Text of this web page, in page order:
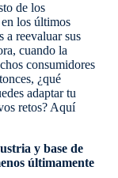
de los
los últimos
a reevaluar sus
cuando la
consumidores
¿qué
adaptar tu
retos? Aquí
y base de
últimamente